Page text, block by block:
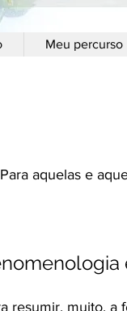
Meu percurso
Para aquelas e
resumir, muito,